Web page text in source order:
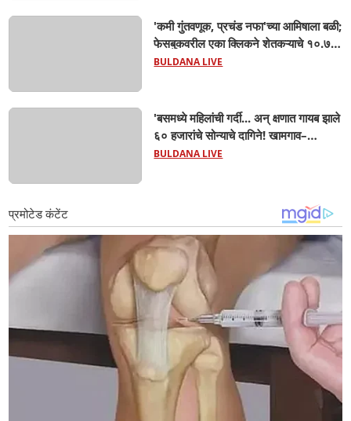
'कमी गुंतवणूक, प्रचंड नफा'च्या आमिषाला बळी;
फेसबुकवरील एका क्लिकने शेतकऱ्याचे १०.७१
लाख रुपये गायब! बुलढाण्यात सायबर
BULDANA LIVE
'बसमध्ये महिलांची गर्दी... अन् क्षणात गायब झाले
६० हजारांचे सोन्याचे दागिने! खामगाव–
मलकापूर एसटी प्रवासात महिलेचा धक्कादायक
BULDANA LIVE